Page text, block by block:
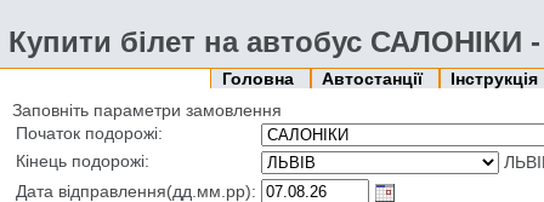
Купити білет на автобус САЛОНІКИ
Головна Автостанції
Інструкція
Заповніть параметри замовлення
Початок подорожі:
Кінець подорожі:
Дата відправлення(дд.мм.рр):